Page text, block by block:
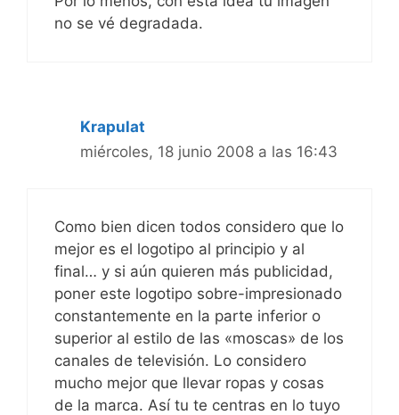
no se vé degradada.
Krapulat
miércoles, 18 junio 2008 a las 16:43
Como bien dicen todos considero que lo
mejor es el logotipo al principio y al
final… y si aún quieren más publicidad,
poner este logotipo sobre-impresionado
constantemente en la parte inferior o
superior al estilo de las «moscas» de los
canales de televisión. Lo considero
mucho mejor que llevar ropas y cosas
de la marca. Así tu te centras en lo tuyo